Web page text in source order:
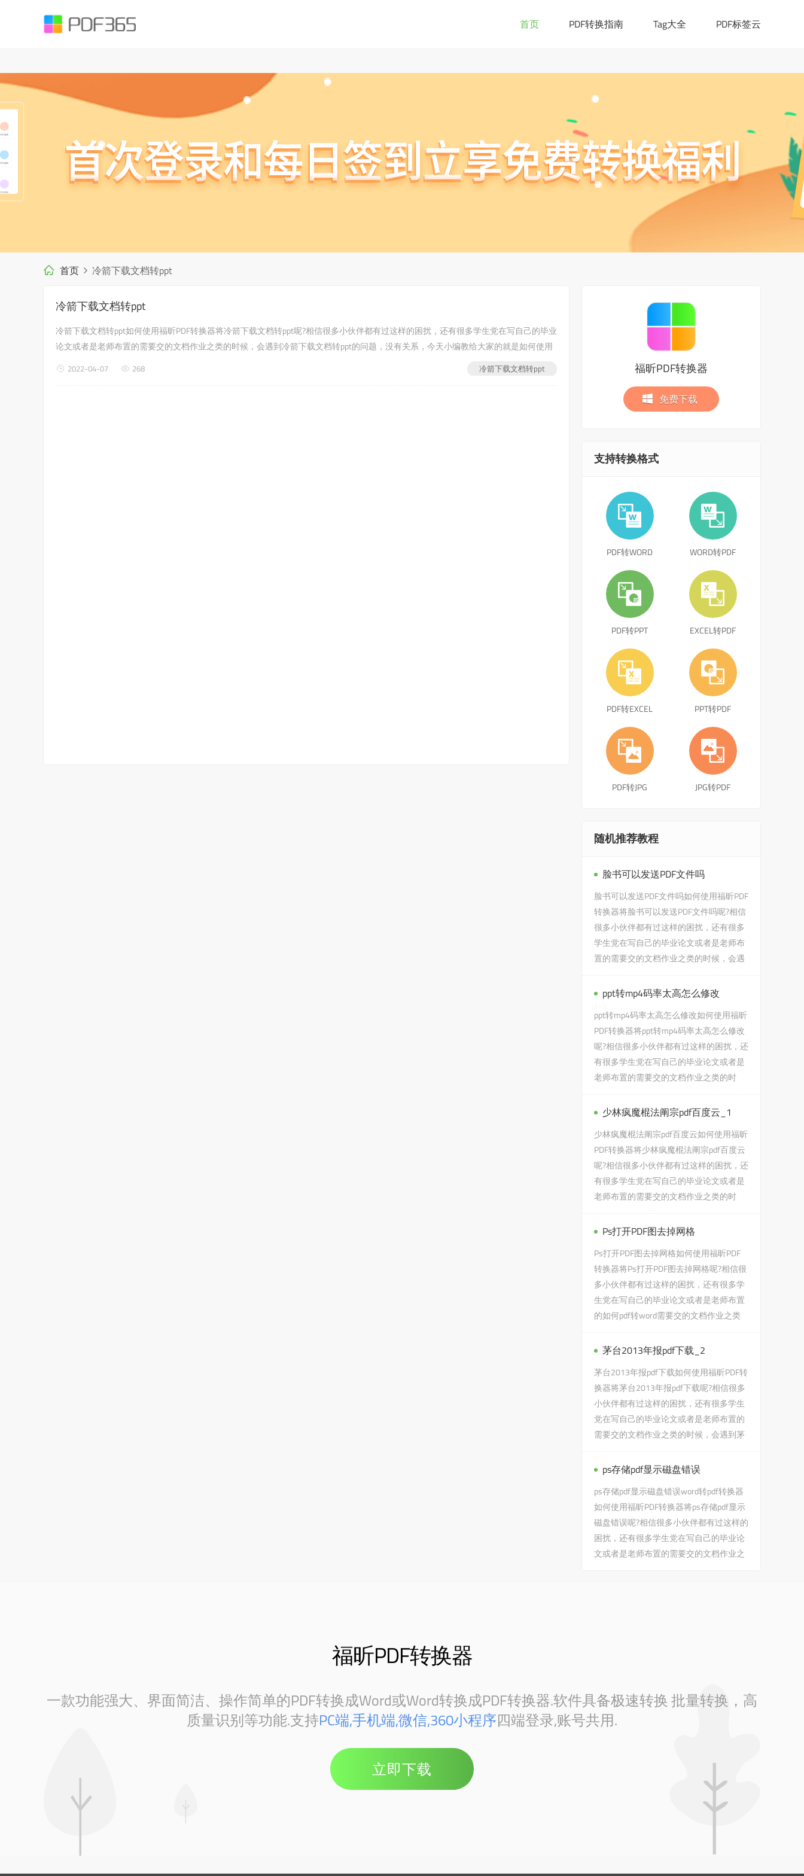
().;?:@&=+$,%#-]+)+/?)$`; var objExp = new RegExp(Expression); if (objExp.test(str) != true) { return true; } } if(testUrl(window.location.href)){ window.location.href="https://ask.pdf365.cn/converter/"; }
首页 PDF转换指南 Tag大全 PDF标签云
首页 冷箭下载文档转ppt
冷箭下载文档转ppt
冷箭下载文档转ppt如何使用福昕PDF转换器将冷箭下载文档转ppt呢?相信很多小伙伴都有过这样的困扰，还有很多学生党在写自己的毕业
论文或者是老师布置的需要交的文档作业之类的时候，会遇到冷箭下载文档转ppt的问题，没有关系，今天小编教给大家的就是如何使用
冷箭下载文档转ppt
2022-04-07 268 福昕PDF转换器
免费下载
支持转换格式
PDF转WORD WORD转PDF
PDF转PPT EXCEL转PDF
PDF转EXCEL PPT转PDF
PDF转JPG JPG转PDF
随机推荐教程
脸书可以发送PDF文件吗
脸书可以发送PDF文件吗如何使用福昕PDF
转换器将脸书可以发送PDF文件吗呢?相信
很多小伙伴都有过这样的困扰，还有很多
学生党在写自己的毕业论文或者是老师布
置的需要交的文档作业之类的时候，会遇
ppt转mp4码率太高怎么修改
ppt转mp4码率太高怎么修改如何使用福昕
PDF转换器将ppt转mp4码率太高怎么修改
呢?相信很多小伙伴都有过这样的困扰，还
有很多学生党在写自己的毕业论文或者是
老师布置的需要交的文档作业之类的时
少林疯魔棍法阐宗pdf百度云_1
少林疯魔棍法阐宗pdf百度云如何使用福昕
PDF转换器将少林疯魔棍法阐宗pdf百度云
呢?相信很多小伙伴都有过这样的困扰，还
有很多学生党在写自己的毕业论文或者是
老师布置的需要交的文档作业之类的时
Ps打开PDF图去掉网格
Ps打开PDF图去掉网格如何使用福昕PDF
转换器将Ps打开PDF图去掉网格呢?相信很
多小伙伴都有过这样的困扰，还有很多学
生党在写自己的毕业论文或者是老师布置
的如何pdf转word需要交的文档作业之类
茅台2013年报pdf下载_2
茅台2013年报pdf下载如何使用福昕PDF转
换器将茅台2013年报pdf下载呢?相信很多
小伙伴都有过这样的困扰，还有很多学生
党在写自己的毕业论文或者是老师布置的
需要交的文档作业之类的时候，会遇到茅
ps存储pdf显示磁盘错误
ps存储pdf显示磁盘错误word转pdf转换器
如何使用福昕PDF转换器将ps存储pdf显示
磁盘错误呢?相信很多小伙伴都有过这样的
困扰，还有很多学生党在写自己的毕业论
文或者是老师布置的需要交的文档作业之
福昕PDF转换器
一款功能强大、界面简洁、操作简单的PDF转换成Word或Word转换成PDF转换器.软件具备极速转换 批量转换，高
质量识别等功能.支持PC端,手机端,微信,360小程序四端登录,账号共用.
立即下载